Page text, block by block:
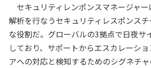
セキュリティレンポンスマネージャ
解析を行なうセキュリティレスポンス
な役割だ。グローバルの3拠点で日夜サ
しており、サポートからエスカレーシ
アへの対応と検知するためのシグネチ